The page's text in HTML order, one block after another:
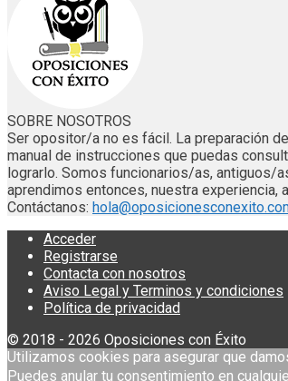
SOBRE NOSOTROS
Ser opositor/a no es fácil. La preparación
manual de instrucciones que puedas
lograrlo. Somos funcionarios/as, antiguos/
aprendimos entonces, nuestra experiencia,
Contáctanos:
Acceder
Registrarse
Contacta con nosotros
Aviso Legal y Terminos y condiciones
Política de privacidad
© 2018 - 2026 Oposiciones con Éxito
Utilizamos cookies para asegurar que
Puedes anular tu consentimiento en